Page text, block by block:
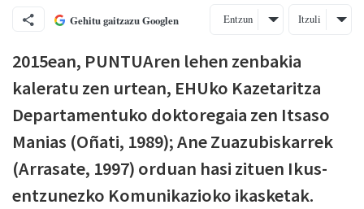
Gehitu gaitzazu Googlen Entzun Itzuli
2015ean, PUNTUAren lehen zenbakia
kaleratu zen urtean, EHUko Kazetaritza
Departamentuko doktoregaia zen Itsaso
Manias (Oñati, 1989); Ane Zuazubiskarrek
(Arrasate, 1997) orduan hasi zituen Ikus-
entzunezko Komunikazioko ikasketak.